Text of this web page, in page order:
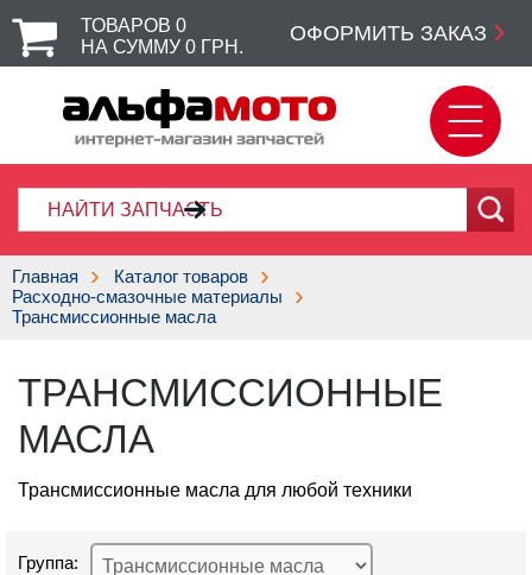
ТОВАРОВ 0
НА СУММУ 0 ГРН.
ОФОРМИТЬ ЗАКАЗ
Главная
Каталог товаров
Расходно-смазочные материалы
Трансмиссионные масла
ТРАНСМИССИОННЫЕ
МАСЛА
Трансмиссионные масла для любой техники
Группа: